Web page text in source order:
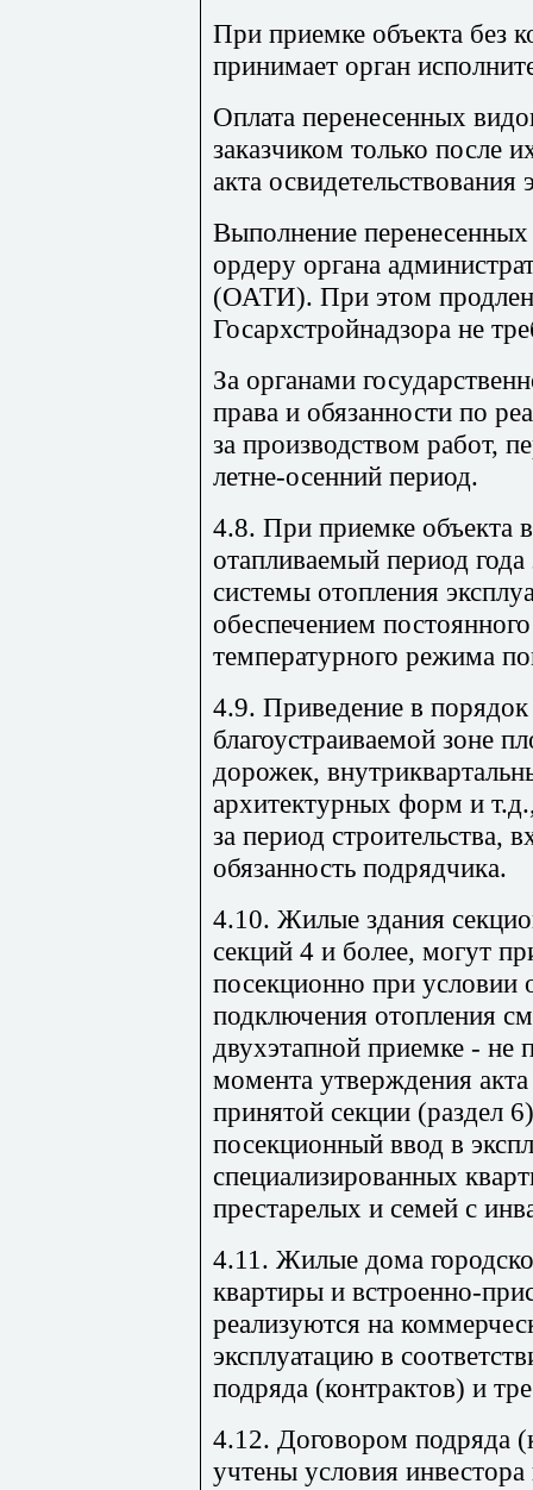
При приемке объекта без
принимает орган
Оплата перенесенных
заказчиком только после
акта освидетельствования
Выполнение
ордеру органа
(ОАТИ). При этом
Госархстройнадзора не
За органами
права и обязанности по
за производством работ,
летне-осенний период.
4.8. При приемке объекта
отапливаемый период
системы отопления
обеспечением
температурного режима
4.9. Приведение в
благоустраиваемой зоне
дорожек,
архитектурных форм и
за период строительства,
обязанность подрядчика.
4.10. Жилые здания
секций 4 и более, могут
посекционно при условии
подключения отопления
двухэтапной приемке - не
момента утверждения
принятой секции (раздел
посекционный ввод в
специализированных
престарелых и семей с
4.11. Жилые дома
квартиры и встроенно-
реализуются на
эксплуатацию в
подряда (контрактов) и
4.12. Договором подряда
учтены условия